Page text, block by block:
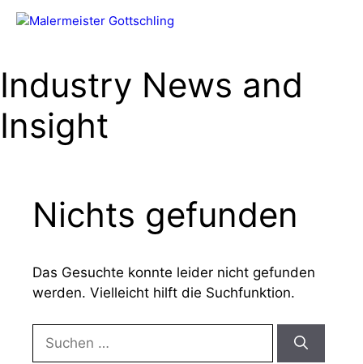
Zum
Inhalt
Industry News and
Insight
Nichts gefunden
Das Gesuchte konnte leider nicht gefunden
werden. Vielleicht hilft die Suchfunktion.
nach: